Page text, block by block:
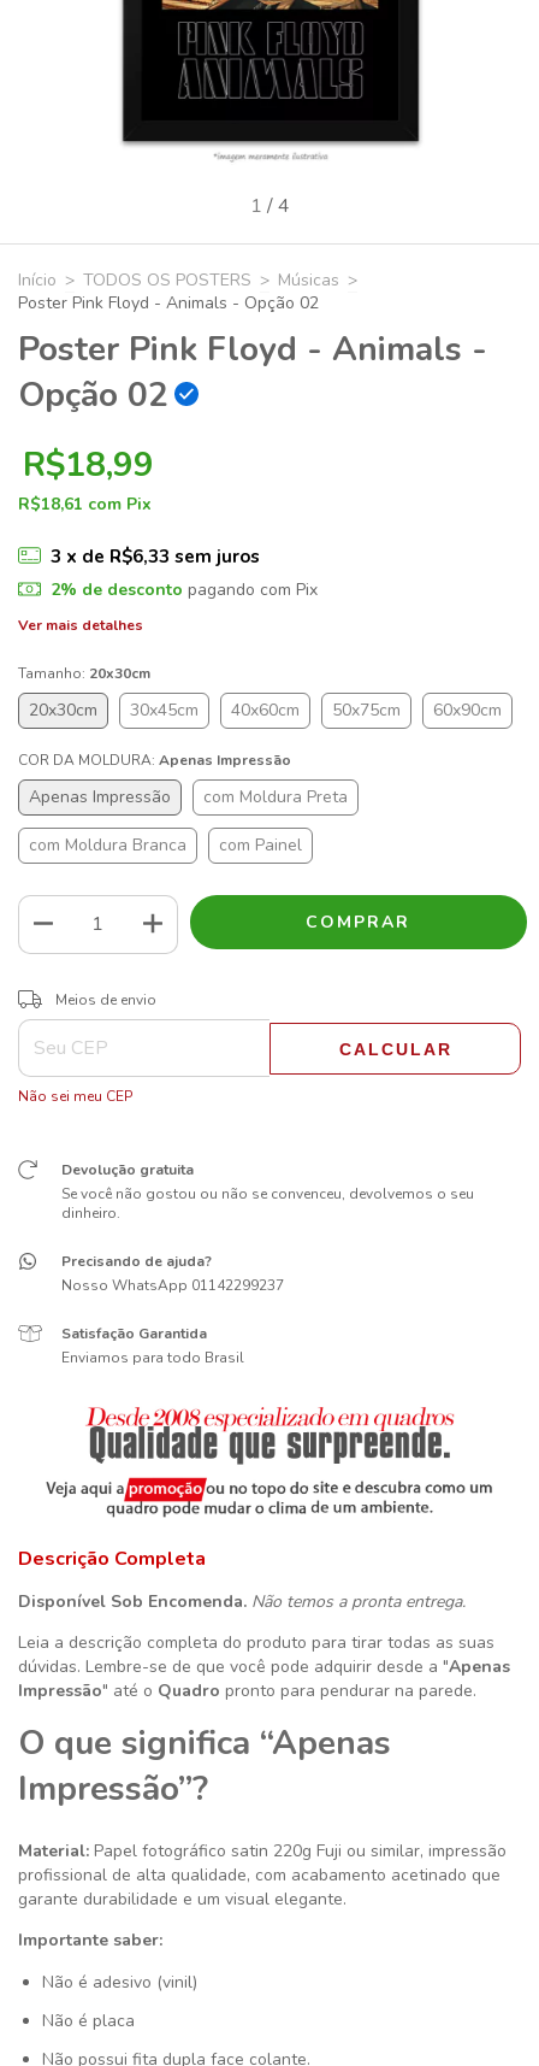
1 /4
Início > TODOS OS POSTERS > Músicas >
Poster Pink Floyd - Animals - Opção 02
Poster Pink Floyd - Animals -
Opção 02
R$18,99
R$18,61 com Pix
3 x de R$6,33 sem juros
2% de desconto pagando com Pix
Ver mais detalhes
Tamanho: 20x30cm
20x30cm 30x45cm 40x60cm 50x75cm 60x90cm
COR DA MOLDURA: Apenas Impressão
Apenas Impressão com Moldura Preta
com Moldura Branca com Painel
Entregas para o CEP:
Meios de envio
CALCULAR
Não sei meu CEP
Devolução gratuita
Se você não gostou ou não se convenceu, devolvemos o seu
dinheiro.
Precisando de ajuda?
Nosso WhatsApp 01142299237
Satisfação Garantida
Enviamos para todo Brasil
Descrição Completa
Disponível Sob Encomenda. Não temos a pronta entrega.
Leia a descrição completa do produto para tirar todas as suas
dúvidas. Lembre-se de que você pode adquirir desde a "Apenas
Impressão" até o Quadro pronto para pendurar na parede.
O que significa “Apenas
Impressão”?
Material: Papel fotográfico satin 220g Fuji ou similar, impressão
profissional de alta qualidade, com acabamento acetinado que
garante durabilidade e um visual elegante.
Importante saber:
Não é adesivo (vinil)
Não é placa
Não possui fita dupla face colante.